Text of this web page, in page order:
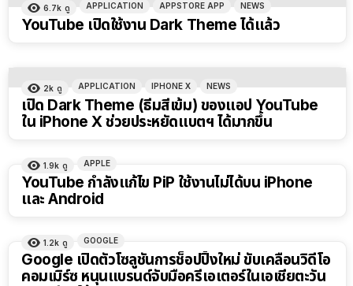
6.7k ดู APPLICATION APPSTORE APP NEWS
YouTube เปิดใช้งาน Dark Theme ได้แล้ว
2k ดู APPLICATION IPHONE X NEWS
เปิด Dark Theme (ธีมสีเข้ม) ของแอป YouTube
ใน iPhone X ช่วยประหยัดแบตฯ ได้มากขึ้น
1.9k ดู APPLE
YouTube กำลังแก้ไข PiP ใช้งานไม่ได้บน iPhone
และ Android
1.2k ดู GOOGLE
Google เปิดตัวโซลูชันการช็อปปิ้งใหม่ ขับเคลื่อนวิดีโอ
คอมเมิร์ซ หนุนแบรนด์จับมือครีเอเตอร์ในเอเชียตะวัน